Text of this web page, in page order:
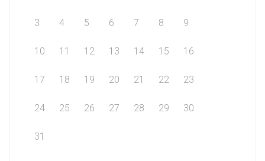
3 4 5 6 7 8 9
10 11 12 13 14 15 16
17 18 19 20 21 22 23
24 25 26 27 28 29 30
31